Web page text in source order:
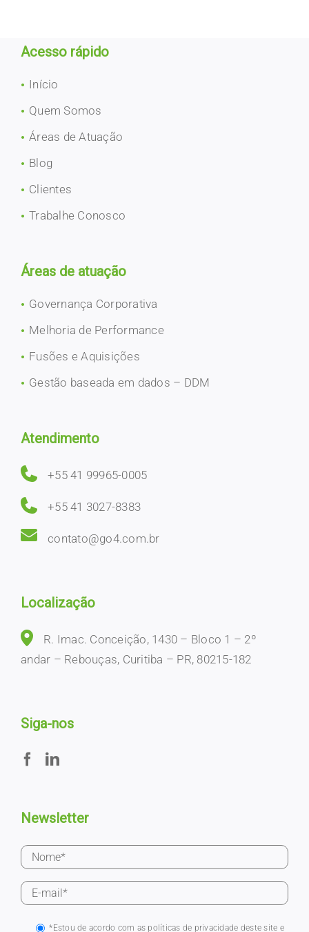
Acesso rápido
Início
Quem Somos
Áreas de Atuação
Blog
Clientes
Trabalhe Conosco
Áreas de atuação
Governança Corporativa
Melhoria de Performance
Fusões e Aquisições
Gestão baseada em dados – DDM
Atendimento
+55 41 99965-0005
+55 41 3027-8383
contato@go4.com.br
Localização
R. Imac. Conceição, 1430 – Bloco 1 – 2º
andar – Rebouças, Curitiba – PR, 80215-182
Siga-nos
Newsletter
*Estou de acordo com as políticas de privacidade deste site e